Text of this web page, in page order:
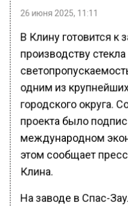
26 июня 2025, 11:11
В Клину готовится к
производству
одним из
городского округа.
проекта было
международном
этом сообщает
Клина.
На заводе в Спас-